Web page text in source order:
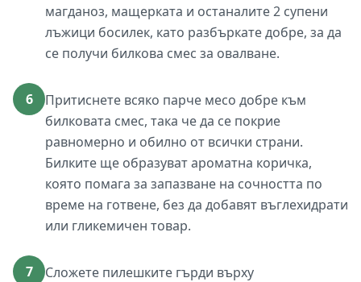
магданоз, мащерката и останалите 2 супени
лъжици босилек, като разбъркате добре, за да
се получи билкова смес за овалване.
6
Притиснете всяко парче месо добре към
билковата смес, така че да се покрие
равномерно и обилно от всички страни.
Билките ще образуват ароматна коричка,
която помага за запазване на сочността по
време на готвене, без да добавят въглехидрати
или гликемичен товар.
7
Сложете пилешките гърди върху